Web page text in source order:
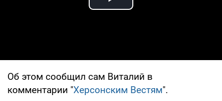
Play Video
Об этом сообщил сам Виталий в
комментарии "Херсонским Вестям".